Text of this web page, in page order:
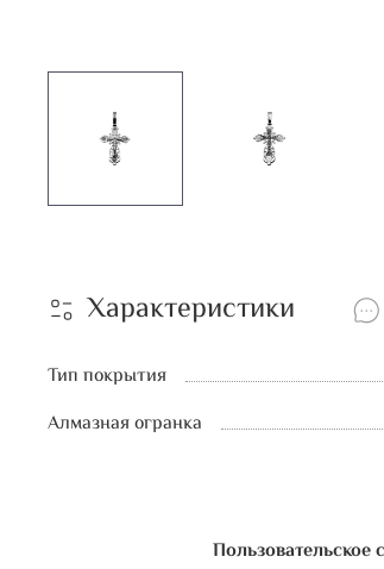
Характеристики
Тип покрытия
Алмазная огранка
Пользовательское